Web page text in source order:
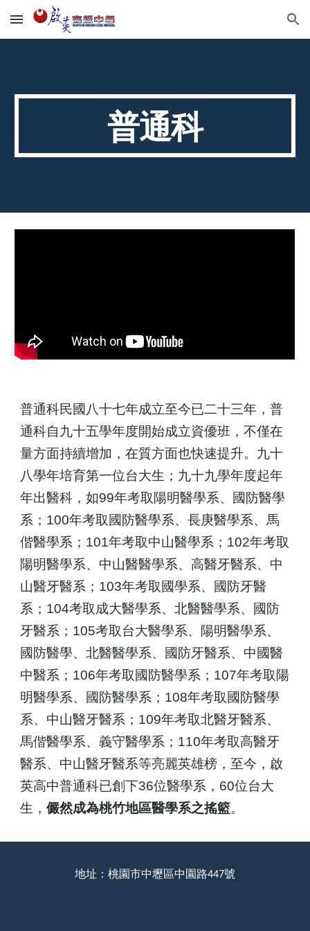
Skip to main content Skip to navigation
普通科
普通科民國八十七年成立至今已二十三年，普
通科自九十五學年度開始成立資優班，不僅在
量方面持續增加，在質方面也快速提升。九十
八學年培育第一位台大生；九十九學年度起年
年出醫科，如99年考取陽明醫學系、國防醫學
系；100年考取國防醫學系、長庚醫學系、馬
偕醫學系；101年考取中山醫學系；102年考取
陽明醫學系、中山醫醫學系、高醫牙醫系、中
山醫牙醫系；103年考取國學系、國防牙醫
系；104考取成大醫學系、北醫醫學系、國防
牙醫系；105考取台大醫學系、陽明醫學系、
國防醫學、北醫醫學系、國防牙醫系、中國醫
中醫系；106年考取國防醫學系；107年考取陽
明醫學系、國防醫學系；108年考取國防醫學
系、中山醫牙醫系；109年考取北醫牙醫系、
馬偕醫學系、義守醫學系 ；110年考取高醫牙
醫系、中山醫牙醫系等亮麗英雄榜，至今，啟
英高中普通科已創下36位醫學系， 60位台大
生，儼然成為桃竹地區醫學系之搖籃。
地址：桃園市中壢區中園路447號